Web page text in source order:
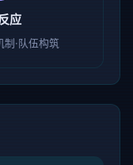
应
制·队伍构筑